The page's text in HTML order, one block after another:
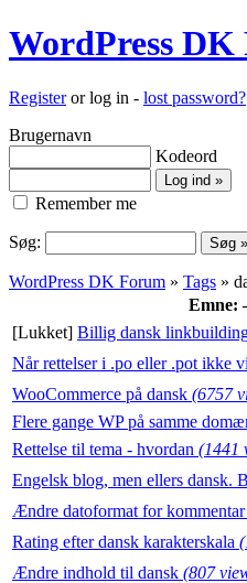
WordPress
Registeror log in - lost password?
Brugernavn
Kodeord
Remember me
Søg:
WordPress DK Forum » Tags »
[Lukket] Billig dansk
Når rettelser i .po eller .pot ikke
WooCommerce på dansk (6757
Flere gange WP på samme
Rettelse til tema - hvordan (1441
Engelsk blog, men ellers dansk.
Ændre datoformat for kommentar
Rating efter dansk karakterskala
Ændre indhold til dansk (807